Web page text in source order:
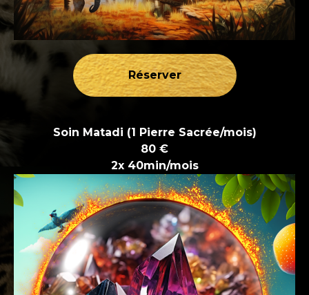
Réserver
Soin Matadi (1 Pierre Sacrée/mois)
80 €
2x 40min/mois